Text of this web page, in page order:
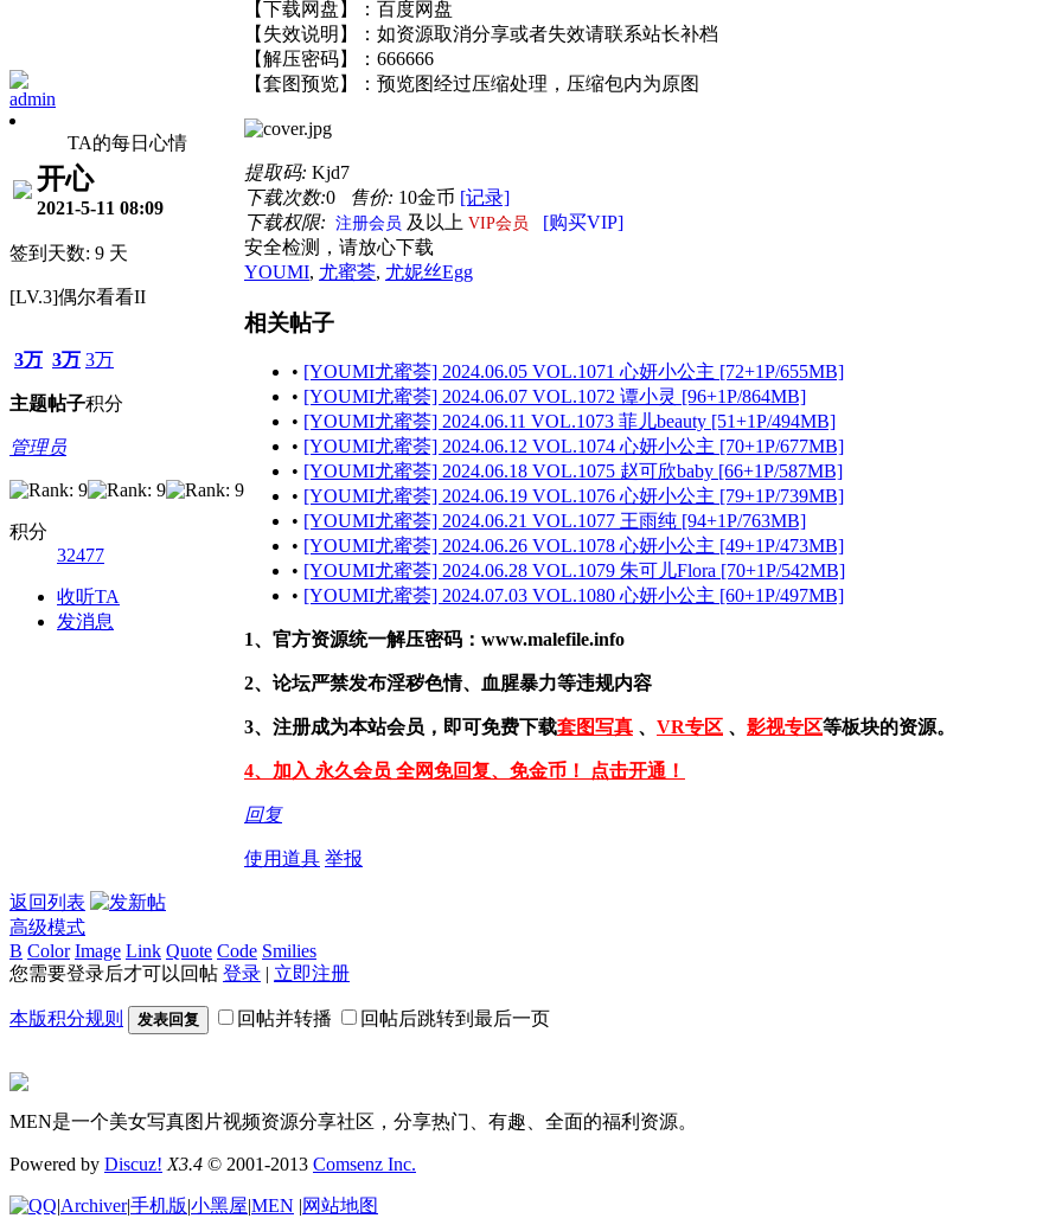
admin
TA的每日心情
开心
2021-5-11 08:09
签到天数: 9 天
[LV.3]偶尔看看II
3万
主题
3万
帖子
3万
积分
管理员
积分
32477
收听TA
发消息
【下载网盘】：百度网盘
【失效说明】：如资源取消分享或者失效请联系站长补档
【解压密码】：666666
【套图预览】：预览图经过压缩处理，压缩包内为原图
提取码: Kjd7
下载次数:0 售价: 10金币 [记录]
下载权限: 注册会员 及以上 VIP会员
[购买VIP]
安全检测，请放心下载
YOUMI, 尤蜜荟, 尤妮丝Egg
相关帖子
• [YOUMI尤蜜荟] 2024.06.05 VOL.1071 心妍小公主 [72+1P/655MB]
• [YOUMI尤蜜荟] 2024.06.07 VOL.1072 谭小灵 [96+1P/864MB]
• [YOUMI尤蜜荟] 2024.06.11 VOL.1073 菲儿beauty [51+1P/494MB]
• [YOUMI尤蜜荟] 2024.06.12 VOL.1074 心妍小公主 [70+1P/677MB]
• [YOUMI尤蜜荟] 2024.06.18 VOL.1075 赵可欣baby [66+1P/587MB]
• [YOUMI尤蜜荟] 2024.06.19 VOL.1076 心妍小公主 [79+1P/739MB]
• [YOUMI尤蜜荟] 2024.06.21 VOL.1077 王雨纯 [94+1P/763MB]
• [YOUMI尤蜜荟] 2024.06.26 VOL.1078 心妍小公主 [49+1P/473MB]
• [YOUMI尤蜜荟] 2024.06.28 VOL.1079 朱可儿Flora [70+1P/542MB]
• [YOUMI尤蜜荟] 2024.07.03 VOL.1080 心妍小公主 [60+1P/497MB]
1、官方资源统一解压密码：www.malefile.info
2、论坛严禁发布淫秽色情、血腥暴力等违规内容
3、注册成为本站会员，即可免费下载套图写真 、 VR专区 、 影视专区等板块的资源。
4、加入 永久会员 全网免回复、免金币！ 点击开通！
回复
使用道具 举报
返回列表
高级模式
B Color Image Link Quote Code Smilies
您需要登录后才可以回帖 登录 | 立即注册
本版积分规则 发表回复 回帖并转播 回帖后跳转到最后一页
MEN是一个美女写真图片视频资源分享社区，分享热门、有趣、全面的福利资源。
Powered by Discuz! X3.4 © 2001-2013 Comsenz Inc.
|Archiver|手机版|小黑屋|MEN |网站地图